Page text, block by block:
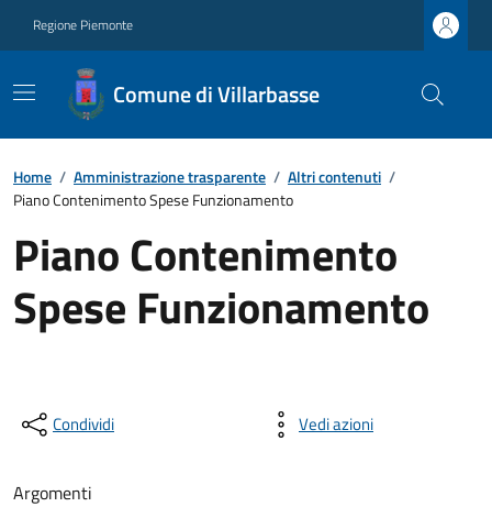
Regione Piemonte
Comune di Villarbasse
Home / Amministrazione trasparente / Altri contenuti /
Piano Contenimento Spese Funzionamento
Piano Contenimento
Spese Funzionamento
Condividi Vedi azioni
Argomenti